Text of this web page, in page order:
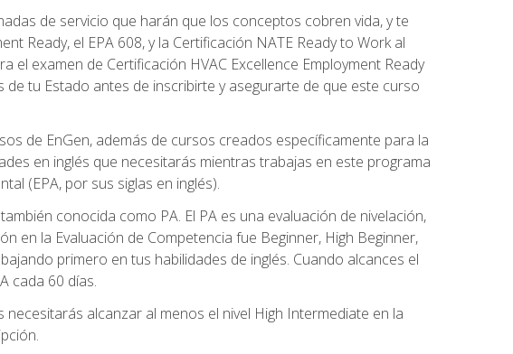
de servicio que harán que los conceptos cobren vida, y te
Ready, el EPA 608, y la Certificación NATE Ready to Work al
examen de Certificación HVAC Excellence Employment Ready
tu Estado antes de inscribirte y asegurarte de que este curso
de EnGen, además de cursos creados específicamente para la
en inglés que necesitarás mientras trabajas en este programa
(EPA, por sus siglas en inglés).
conocida como PA. El PA es una evaluación de nivelación,
en la Evaluación de Competencia fue Beginner, High Beginner,
primero en tus habilidades de inglés. Cuando alcances el
cada 60 días.
alcanzar al menos el nivel High Intermediate en la